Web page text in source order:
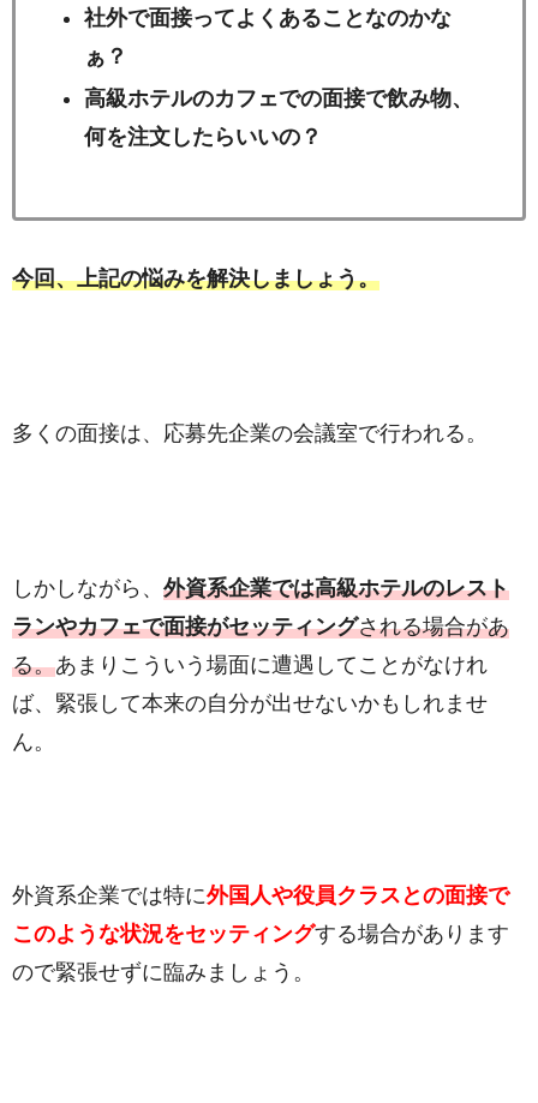
社外で面接ってよくあることなのかな
ぁ？
高級ホテルのカフェでの面接で飲み物、
何を注文したらいいの？
今回、上記の悩みを解決しましょう。
多くの面接は、応募先企業の会議室で行われる。
しかしながら、 外資系企業では高級ホテルのレスト
ランやカフェで面接がセッティングされる場合があ
る。あまりこういう場面に遭遇してことがなけれ
ば、緊張して本来の自分が出せないかもしれませ
ん。
外資系企業では特に外国人や役員クラスとの面接で
このような状況をセッティングする場合があります
ので緊張せずに臨みましょう。